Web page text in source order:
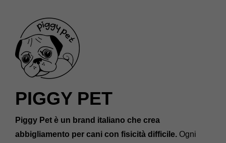
PIGGY PET
Piggy Pet è un brand italiano che crea
abbigliamento per cani con fisicità difficile. Ogni